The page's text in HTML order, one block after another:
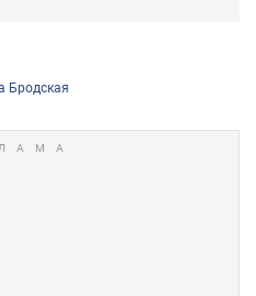
Бродская